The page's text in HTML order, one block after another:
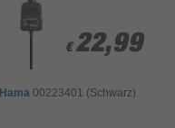
€ 22,99
€ 22,99
Hama00223401 (Schwarz)